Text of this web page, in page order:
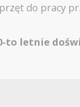
do pracy
to letnie